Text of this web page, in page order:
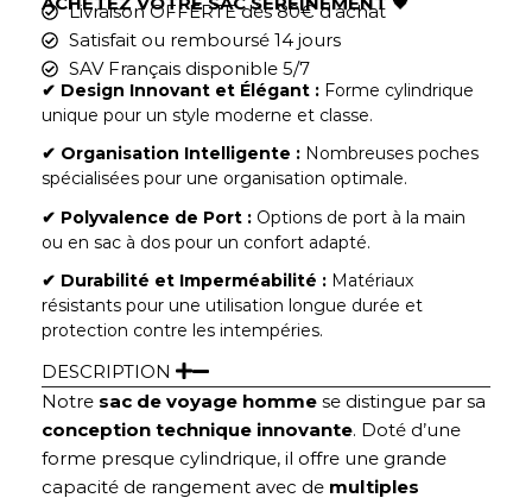
Livraison OFFERTE dès 80€ d'achat
Satisfait ou remboursé 14 jours
SAV Français disponible 5/7
✔︎ Design Innovant et Élégant : Forme cylindrique
unique pour un style moderne et classe.
✔︎ Organisation Intelligente : Nombreuses poches
spécialisées pour une organisation optimale.
✔︎ Polyvalence de Port : Options de port à la main
ou en sac à dos pour un confort adapté.
✔︎ Durabilité et Imperméabilité : Matériaux
résistants pour une utilisation longue durée et
protection contre les intempéries.
DESCRIPTION
Notre sac de voyage homme se distingue par sa
conception technique innovante. Doté d’une
forme presque cylindrique, il offre une grande
capacité de rangement avec de multiples